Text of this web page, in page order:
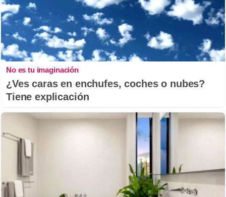
No es tu imaginación
¿Ves caras en enchufes, coches o nubes?
Tiene explicación